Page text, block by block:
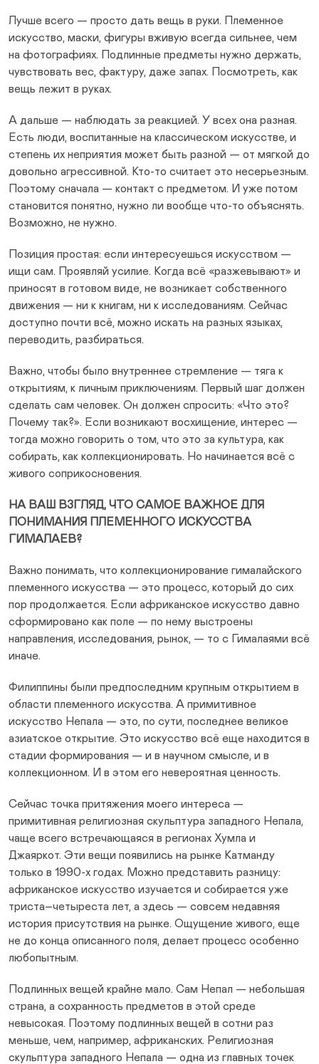
Лучше всего — просто дать вещь в руки. Племенное
искусство, маски, фигуры вживую всегда сильнее, чем
на фотографиях. Подлинные предметы нужно держать,
чувствовать вес, фактуру, даже запах. Посмотреть, как
вещь лежит в руках.
А дальше — наблюдать за реакцией. У всех она разная.
Есть люди, воспитанные на классическом искусстве, и
степень их неприятия может быть разной — от мягкой до
довольно агрессивной. Кто-то считает это несерьезным.
Поэтому сначала — контакт с предметом. И уже потом
становится понятно, нужно ли вообще что-то объяснять.
Возможно, не нужно.
Позиция простая: если интересуешься искусством —
ищи сам. Проявляй усилие. Когда всё «разжевывают» и
приносят в готовом виде, не возникает собственного
движения — ни к книгам, ни к исследованиям. Сейчас
доступно почти всё, можно искать на разных языках,
переводить, разбираться.
Важно, чтобы было внутреннее стремление — тяга к
открытиям, к личным приключениям. Первый шаг должен
сделать сам человек. Он должен спросить: «Что это?
Почему так?». Если возникают восхищение, интерес —
тогда можно говорить о том, что это за культура, как
собирать, как коллекционировать. Но начинается всё с
живого соприкосновения.
НА ВАШ ВЗГЛЯД, ЧТО САМОЕ ВАЖНОЕ ДЛЯ
ПОНИМАНИЯ ПЛЕМЕННОГО ИСКУССТВА
ГИМАЛАЕВ?
Важно понимать, что коллекционирование гималайского
племенного искусства — это процесс, который до сих
пор продолжается. Если африканское искусство давно
сформировано как поле — по нему выстроены
направления, исследования, рынок, — то с Гималаями всё
иначе.
Филиппины были предпоследним крупным открытием в
области племенного искусства. А примитивное
искусство Непала — это, по сути, последнее великое
азиатское открытие. Это искусство всё еще находится в
стадии формирования — и в научном смысле, и в
коллекционном. И в этом его невероятная ценность.
Сейчас точка притяжения моего интереса —
примитивная религиозная скульптура западного Непала,
чаще всего встречающаяся в регионах Хумла и
Джаяркот. Эти вещи появились на рынке Катманду
только в 1990-х годах. Можно представить разницу:
африканское искусство изучается и собирается уже
триста–четыреста лет, а здесь — совсем недавняя
история присутствия на рынке. Ощущение живого, еще
не до конца описанного поля, делает процесс особенно
любопытным.
Подлинных вещей крайне мало. Сам Непал — небольшая
страна, а сохранность предметов в этой среде
невысокая. Поэтому подлинных вещей в сотни раз
меньше, чем, например, африканских. Религиозная
скульптура западного Непала — одна из главных точек